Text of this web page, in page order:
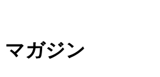
マガジン